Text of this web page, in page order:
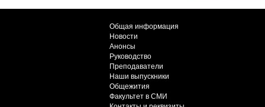
Общая информация
Новости
Анонсы
Руководство
Преподаватели
Наши выпускники
Общежития
Факультет в СМИ